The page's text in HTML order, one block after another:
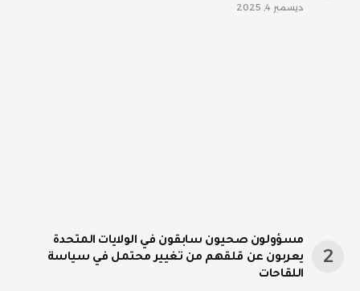
ديسمبر 4, 2025
مسؤولون صحيون سابقون في الولايات المتحدة
يعربون عن قلقهم من تغيير محتمل في سياسة
اللقاحات